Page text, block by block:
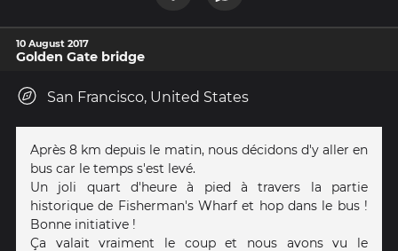
10 August 2017
Golden Gate bridge
San Francisco, United States
Après 8 km depuis le matin, nous décidons d'y aller en
bus car le temps s'est levé.
Un joli quart d'heure à pied à travers la partie
historique de Fisherman's Wharf et hop dans le bus !
Bonne initiative !
Ça valait vraiment le coup et nous avons vu le